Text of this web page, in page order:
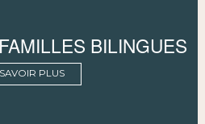
BILINGUES
PLUS